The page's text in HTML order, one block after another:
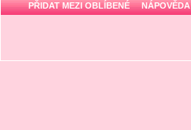
PŘIDAT MEZI OBLÍBENÉ NÁPOVĚDA